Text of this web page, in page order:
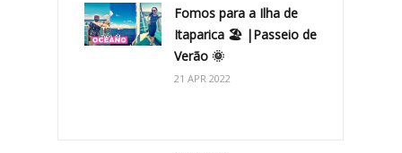
Fomos para a Ilha de
Itaparica 🏖 |Passeio de
Verão 🌞
21 APR 2022